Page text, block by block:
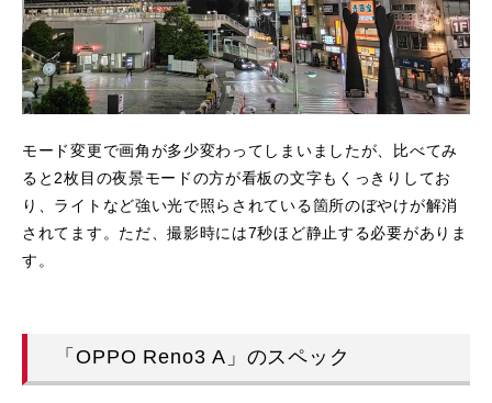
モード変更で画角が多少変わってしまいましたが、比べてみ
ると2枚目の夜景モードの方が看板の文字もくっきりしてお
り、ライトなど強い光で照らされている箇所のぼやけが解消
されてます。ただ、撮影時には7秒ほど静止する必要がありま
す。
「OPPO Reno3 A」のスペック